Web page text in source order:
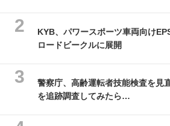
KYB、パワースポーツ車両向け
ロードビークルに展開
警察庁、高齢運転者技能検査を
を追跡調査してみたら…